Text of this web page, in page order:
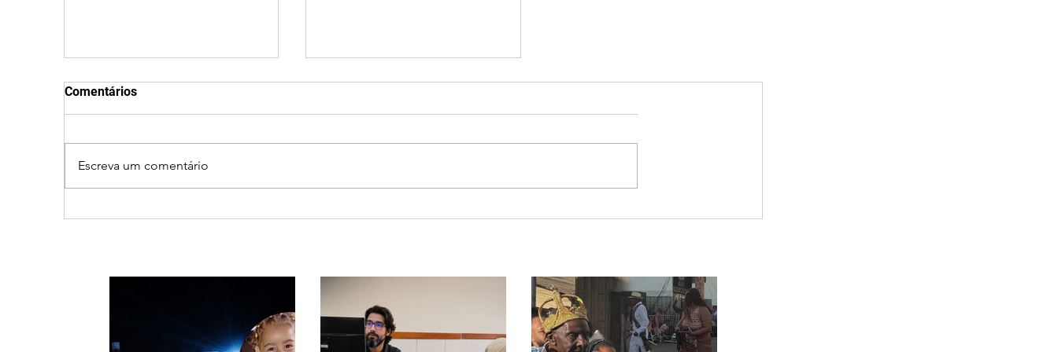
encontrado morto em
primeiras cirurgias de
Comentários
Escreva um comentário